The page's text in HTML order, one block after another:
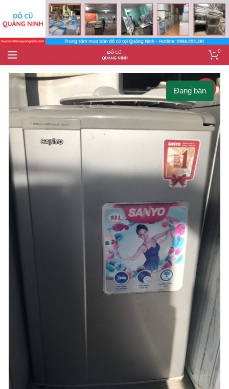
0
-14%
Đang bán